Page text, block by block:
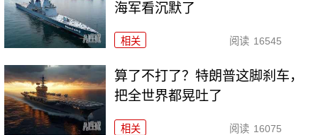
海军看沉默了
相关 阅读 16545
算了不打了？特朗普这脚刹车，
把全世界都晃吐了
相关 阅读 16075